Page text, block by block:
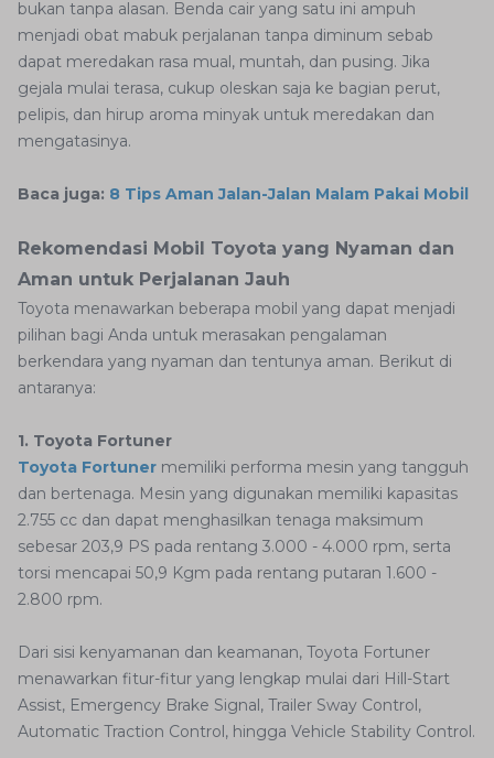
bukan tanpa alasan. Benda cair yang satu ini ampuh
menjadi obat mabuk perjalanan tanpa diminum sebab
dapat meredakan rasa mual, muntah, dan pusing. Jika
gejala mulai terasa, cukup oleskan saja ke bagian perut,
pelipis, dan hirup aroma minyak untuk meredakan dan
mengatasinya.
Baca juga: 8 Tips Aman Jalan-Jalan Malam Pakai Mobil
Rekomendasi Mobil Toyota yang Nyaman dan
Aman untuk Perjalanan Jauh
Toyota menawarkan beberapa mobil yang dapat menjadi
pilihan bagi Anda untuk merasakan pengalaman
berkendara yang nyaman dan tentunya aman. Berikut di
antaranya:
1. Toyota Fortuner
Toyota Fortuner memiliki performa mesin yang tangguh
dan bertenaga. Mesin yang digunakan memiliki kapasitas
2.755 cc dan dapat menghasilkan tenaga maksimum
sebesar 203,9 PS pada rentang 3.000 - 4.000 rpm, serta
torsi mencapai 50,9 Kgm pada rentang putaran 1.600 -
2.800 rpm.
Dari sisi kenyamanan dan keamanan, Toyota Fortuner
menawarkan fitur-fitur yang lengkap mulai dari Hill-Start
Assist, Emergency Brake Signal, Trailer Sway Control,
Automatic Traction Control, hingga Vehicle Stability Control.